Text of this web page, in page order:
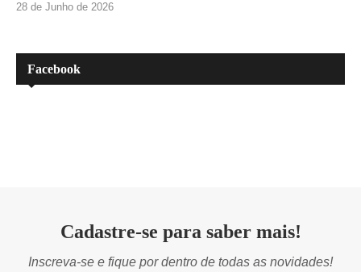
28 de Junho de 2026
Facebook
Cadastre-se para saber mais!
Inscreva-se e fique por dentro de todas as novidades!